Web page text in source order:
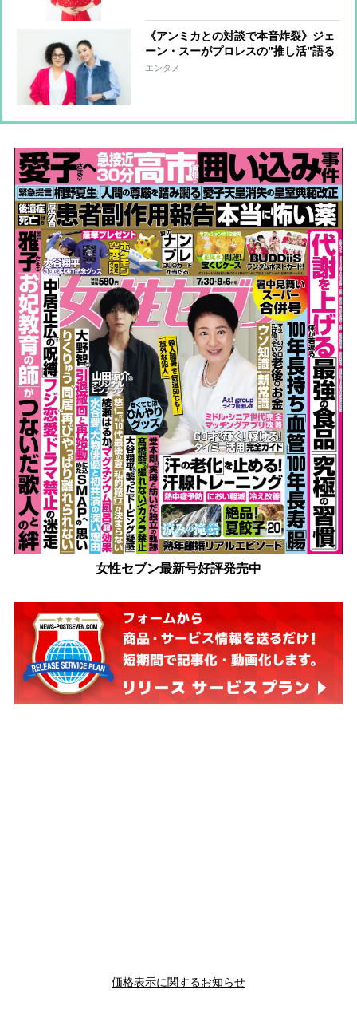
《アンミカとの対談で本音炸裂》ジェ
ーン・スーがプロレスの”推し活”語る
「人間って一生懸命になるのをこんな
エンタメ
女性セブン最新号好評発売中
価格表示に関するお知らせ